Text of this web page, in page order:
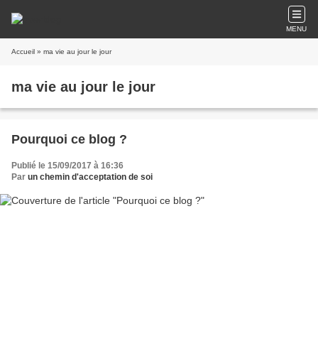
MENU
Accueil » ma vie au jour le jour
ma vie au jour le jour
Pourquoi ce blog ?
Publié le 15/09/2017 à 16:36
Par un chemin d'acceptation de soi